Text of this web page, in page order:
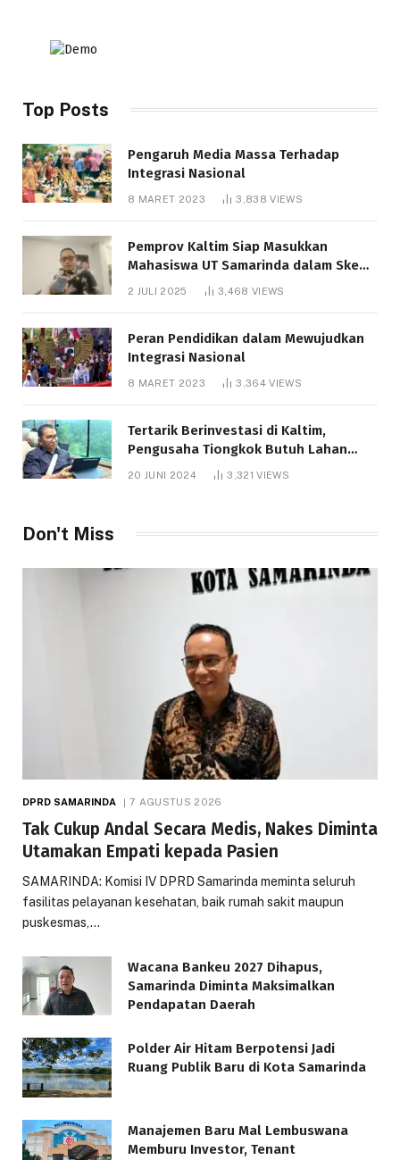
Top Posts
Pengaruh Media Massa Terhadap
Integrasi Nasional
8 MARET 2023 3,838VIEWS
Pemprov Kaltim Siap Masukkan
Mahasiswa UT Samarinda dalam Skema
Bantuan Pendidikan Gratispol
2 JULI 2025 3,468 VIEWS
Peran Pendidikan dalam Mewujudkan
Integrasi Nasional
8 MARET 2023 3,364VIEWS
Tertarik Berinvestasi di Kaltim,
Pengusaha Tiongkok Butuh Lahan
1.000 Hektare
20 JUNI 2024 3,321VIEWS
Don't Miss
DPRD SAMARINDA 7 AGUSTUS 2026
Tak Cukup Andal Secara Medis, Nakes Diminta
Utamakan Empati kepada Pasien
SAMARINDA: Komisi IV DPRD Samarinda meminta seluruh
fasilitas pelayanan kesehatan, baik rumah sakit maupun
puskesmas,…
Wacana Bankeu 2027 Dihapus,
Samarinda Diminta Maksimalkan
Pendapatan Daerah
Polder Air Hitam Berpotensi Jadi
Ruang Publik Baru di Kota Samarinda
Manajemen Baru Mal Lembuswana
Memburu Investor, Tenant